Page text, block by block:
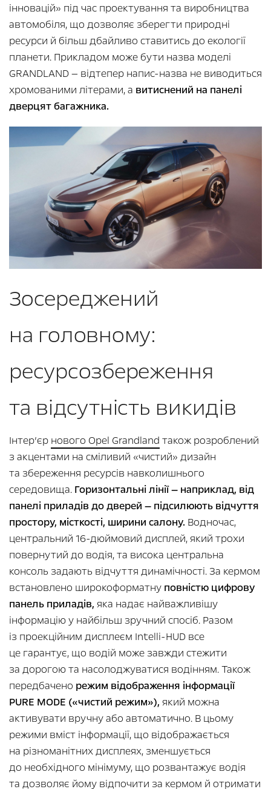
інновацій» під час проектування та виробництва
автомобіля, що дозволяє зберегти природні
ресурси й більш дбайливо ставитись до екології
планети. Прикладом може бути назва моделі
GRANDLAND — відтепер напис-назва не виводиться
хромованими літерами, а витиснений на панелі
дверцят багажника.
Зосереджений
на головному:
ресурсозбереження
та відсутність викидів
Інтер’єр нового Opel Grandland також розроблений
з акцентами на сміливий «чистий» дизайн
та збереження ресурсів навколишнього
середовища. Горизонтальні лінії — наприклад, від
панелі приладів до дверей — підсилюють відчуття
простору, місткості, ширини салону. Водночас,
центральний 16-дюймовий дисплей, який трохи
повернутий до водія, та висока центральна
консоль задають відчуття динамічності. За кермом
встановлено широкоформатну повністю цифрову
панель приладів, яка надає найважливішу
інформацію у найбільш зручний спосіб. Разом
із проекційним дисплеєм Intelli-HUD все
це гарантує, що водій може завжди стежити
за дорогою та насолоджуватися водінням. Також
передбачено режим відображення інформації
PURE MODE («чистий режим»), який можна
активувати вручну або автоматично. В цьому
режими вміст інформації, що відображається
на різноманітних дисплеях, зменшується
до необхідного мінімуму, що розвантажує водія
та дозволяє йому відпочити за кермом й отримати